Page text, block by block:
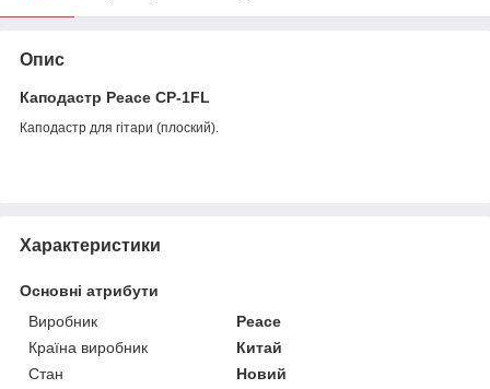
Опис
Каподастр Peace CP-1FL
Каподастр для гітари (плоский).
Характеристики
Основні атрибути
Виробник
Peace
Країна виробник
Китай
Стан
Новий